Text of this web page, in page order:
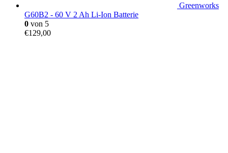
Greenworks
G60B2 - 60 V 2 Ah Li-Ion Batterie
0 von 5
€129,00